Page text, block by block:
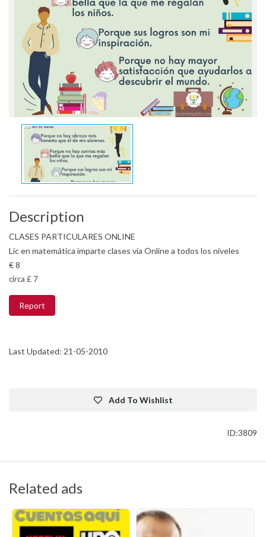
Description
CLASES PARTICULARES ONLINE
Lic en matemática imparte clases vía Online a todos los niveles
€ 8
circa £ 7
Report
Last Updated: 21-05-2010
Add To Wishlist
ID:3809
Related ads